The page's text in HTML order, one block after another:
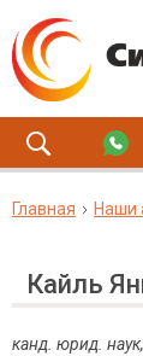
Главная Наши
Кайль
канд. юрид.